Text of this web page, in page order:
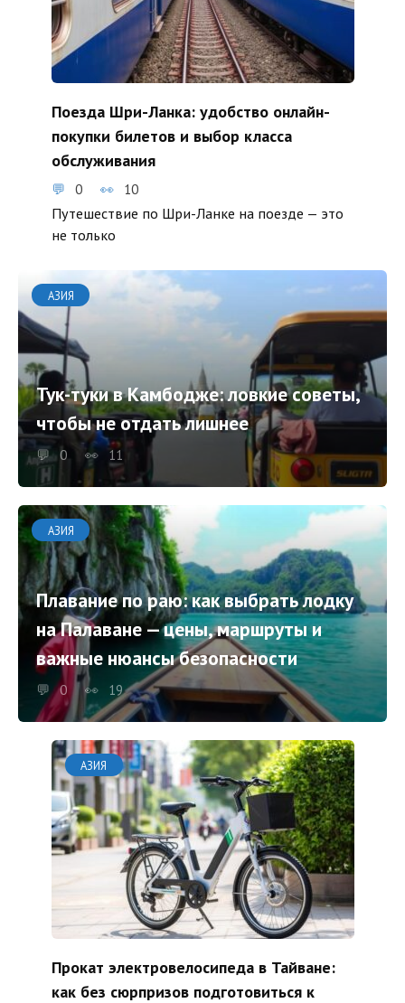
Поезда Шри-Ланка: удобство онлайн-
покупки билетов и выбор класса
обслуживания
0
10
Путешествие по Шри-Ланке на поезде — это
не только
АЗИЯ
Тук-туки в Камбодже: ловкие советы,
чтобы не отдать лишнее
0 11
АЗИЯ
Плавание по раю: как выбрать лодку
на Палаване — цены, маршруты и
важные нюансы безопасности
0 19
АЗИЯ
Прокат электровелосипеда в Тайване:
как без сюрпризов подготовиться к